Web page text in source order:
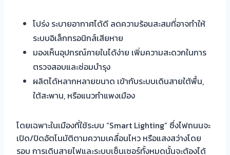
โปร่ง ระบายอากาศได้ดี ลดความร้อนสะสมที่อาจทำให้
ระบบอิเล็กทรอนิกส์เสียหาย
มองเห็นอุปกรณ์ภายในได้ง่าย เพิ่มความสะดวกในการ
ตรวจสอบและซ่อมบำรุง
ผลิตได้หลากหลายขนาด เข้ากับระบบเดินสายใต้พื้น,
ใต้สะพาน, หรือแนวกำแพงเมือง
โดยเฉพาะในเมืองที่ใช้ระบบ “Smart Lighting” ซึ่งไฟถนนจะ
เปิด/ปิดอัตโนมัติตามความเคลื่อนไหว หรือแสงสว่างโดย
รอบ การเดินสายไฟและระบบเซ็นเซอร์ทั้งหมดนั้นจะต้องได้